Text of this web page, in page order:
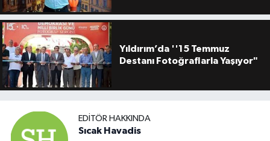
Yıldırım’da ''15 Temmuz
Destanı Fotoğraflarla Yaşıyor"
EDITÖR HAKKINDA
Sıcak Havadis